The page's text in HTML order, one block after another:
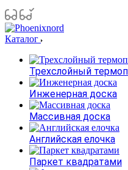
Каталог
Трехслойный
Инженерная доска
Массивная доска
Английская елочка
Паркет квадратами